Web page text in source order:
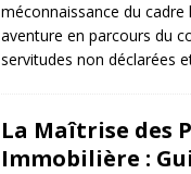
méconnaissance du
aventure en parcours du
servitudes non déclarées
La Maîtrise des
Immobilière :